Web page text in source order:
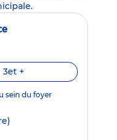
3et +
sein du foyer